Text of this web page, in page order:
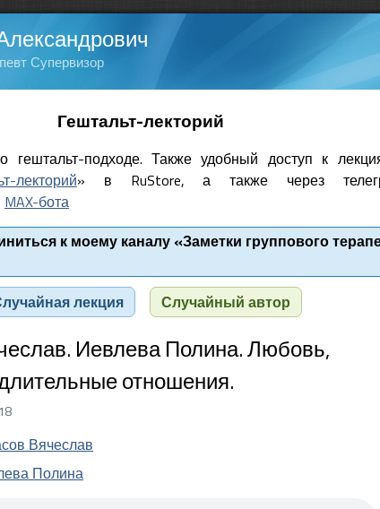
Супервизор
Гештальт-лекторий
подходе. Также удобный доступ к
лекторий» в RuStore, а также через
MAX-бота
к моему каналу «Заметки группового
лекция
Случайный автор
Иевлева Полина. Любовь,
отношения.
Вячеслав
Полина